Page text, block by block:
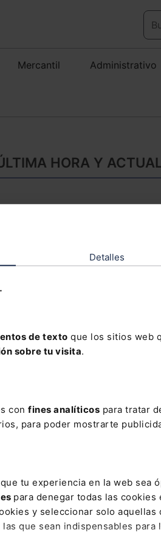
Detalles
de texto que los sitios web
sobre tu visita.
con fines analíticos para tratar
para poder mostrarte
tu experiencia en la web sea
para denegar todas las
y seleccionar solo
que sean indispensables para
Mercantil Administrativo
HORA Y
en
CELIACOS CONFUSION
ESADE ESTATUTO
Otras